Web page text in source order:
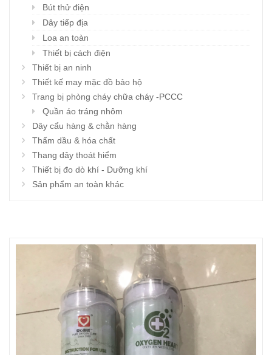
Bút thử điện
Dây tiếp địa
Loa an toàn
Thiết bị cách điện
Thiết bị an ninh
Thiết kế may mặc đồ bảo hộ
Trang bị phòng cháy chữa cháy -PCCC
Quần áo tráng nhôm
Dây cẩu hàng & chằn hàng
Thấm dầu & hóa chất
Thang dây thoát hiểm
Thiết bị đo dò khí - Dưỡng khí
Sản phẩm an toàn khác